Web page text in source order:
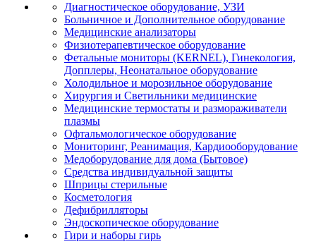
Диагностическое оборудование, УЗИ
Больничное и Дополнительное оборудование
Медицинские анализаторы
Физиотерапевтическое оборудование
Фетальные мониторы (KERNEL), Гинекология,
Допплеры, Неонатальное оборудование
Холодильное и морозильное оборудование
Хирургия и Светильники медицинские
Медицинские термостаты и размораживатели
плазмы
Офтальмологическое оборудование
Мониторинг, Реанимация, Кардиооборудование
Медоборудование для дома (Бытовое)
Средства индивидуальной защиты
Шприцы стерильные
Косметология
Дефибрилляторы
Эндоскопическое оборудование
Гири и наборы гирь